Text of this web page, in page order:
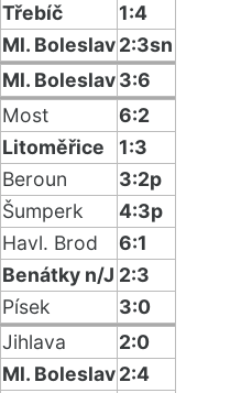
Třebíč
1:4
Ml. Boleslav2:3sn
Ml. Boleslav3:6
Most
6:2
Litoměřice
1:3
Beroun
3:2p
Šumperk
4:3p
Havl. Brod
6:1
Benátky n/J 2:3
Písek
3:0
Jihlava
2:0
Ml. Boleslav2:4